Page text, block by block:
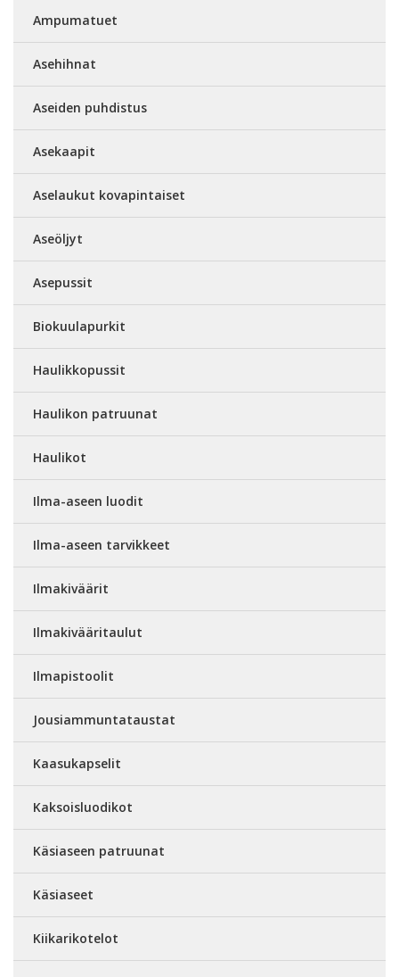
Ampumatuet
Asehihnat
Aseiden puhdistus
Asekaapit
Aselaukut kovapintaiset
Aseöljyt
Asepussit
Biokuulapurkit
Haulikkopussit
Haulikon patruunat
Haulikot
Ilma-aseen luodit
Ilma-aseen tarvikkeet
Ilmakiväärit
Ilmakivääritaulut
Ilmapistoolit
Jousiammuntataustat
Kaasukapselit
Kaksoisluodikot
Käsiaseen patruunat
Käsiaseet
Kiikarikotelot